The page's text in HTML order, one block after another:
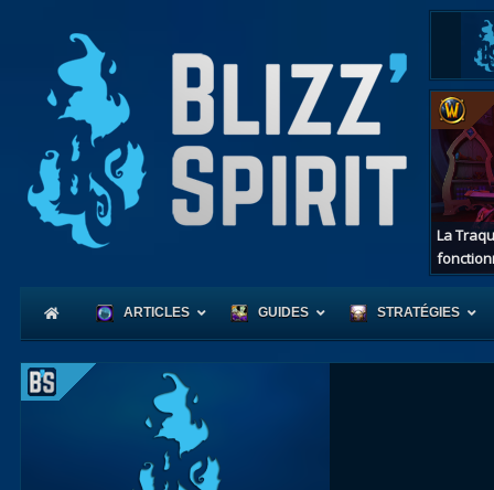
La
ARTICLES GUIDES STRATÉGIES